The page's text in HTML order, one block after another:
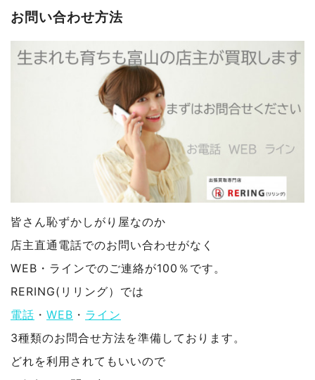
お問い合わせ方法
皆さん恥ずかしがり屋なのか
店主直通電話でのお問い合わせがなく
WEB・ラインでのご連絡が100％です。
RERING(リリング）では
電話 ・ WEB ・ ライン
3種類のお問合せ方法を準備しております。
どれを利用されてもいいので